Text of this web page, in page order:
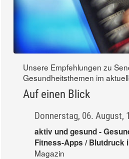
Unsere Empfehlungen zu
Gesundheitsthemen im
Auf einen Blick
Donnerstag, 06. August,
aktiv und gesund -
Fitness-Apps / Blutdruck
Magazin